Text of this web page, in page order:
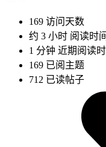
169 访问天数
约 3 小时 阅读时间
1 分钟 近期阅读
169 已阅主题
712 已读帖子